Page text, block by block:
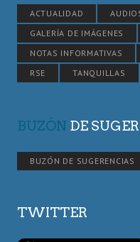
ACTUALIDAD
GALERÍA DE IMÁGENES
NOTAS INFORMATIVAS
RSE
TANQUILLAS
BUZÓN DE
BUZÓN DE SUGERENCIAS
TWITTER